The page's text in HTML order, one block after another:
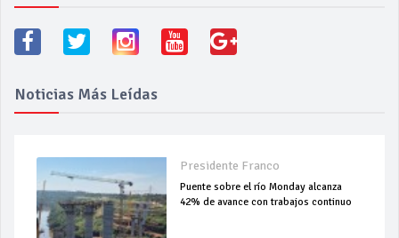
Noticias Más Leídas
Presidente Franco
Puente sobre el río Monday alcanza
42% de avance con trabajos continuo